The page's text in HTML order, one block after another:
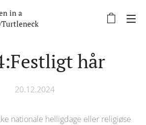
in a
Turtleneck
hår
20.12.2024
nationale helligdage eller religiøse